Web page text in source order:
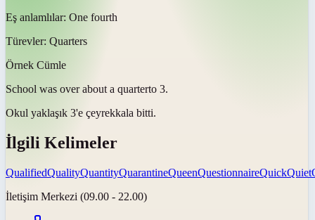
Eş anlamlılar: One fourth
Türevler: Quarters
Örnek Cümle
School was over about a quarterto 3.
Okul yaklaşık 3'e çeyrekkala bitti.
İlgili Kelimeler
QualifiedQualityQuantityQuarantineQueenQuestionnaireQuickQuiet
İletişim Merkezi (09.00 - 22.00)